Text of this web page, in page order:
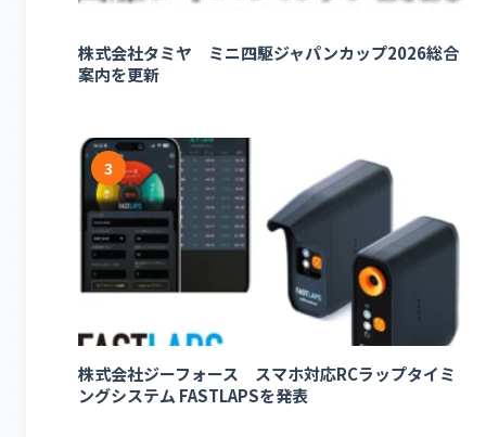
株式会社タミヤ ミニ四駆ジャパンカップ2026総合
案内を更新
3
株式会社ジーフォース スマホ対応RCラップタイミ
ングシステム FASTLAPSを発表